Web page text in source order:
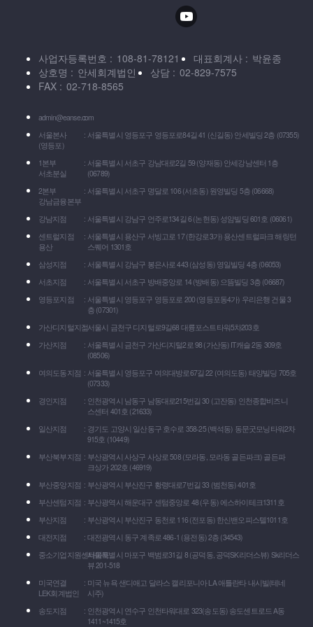
사업자등록번호 108-81-78121 대표회계사
박윤종
상호명
안세회계법인 상담
02-829-7575
FAX
02-718-8565
admin@eanse.com
서울본사
(영등포)
서울특별시 영등포구 영등포로84길 41 (신길동) 안세빌딩 2층 (07355)
1본부
서초분실
서울특별시 서초구 강남대로2길 59 (양재동) 안세강남센터 1층
(06789)
2본부
강남금융본부
서울특별시 서초구 명달로 106 (서초동) 원영빌딩 5층 (06668)
강남지점
서울특별시 강남구 언주로134길 6 (논현동) 성암빌딩 601호 (06061)
센트럴지점
용산
서울특별시 용산구 서빙고로 17 (한강로3가) 용산센트럴파크 해링턴
스퀘어 1301호
삼성지점
서울특별시 강남구 봉은사로 443 (삼성동) 영일빌딩 4층 (06053)
서초지점
서울특별시 서초구 방배중앙로 14 (방배동) 으뜸빌딩 3층 (06687)
영등포지점
서울특별시 영등포구 영등포로 200 (영등포동4가) 우리은행 건물 3
층 (07301)
가산디지털지점서울시 금천구 디지털로9길68 대륭포스트타워5차203호
가산지점
서울특별시 금천구 가산디지털2로 98 (가산동) IT캐슬 2동 309호
(08506)
여의도동지점
서울특별시 영등포구 여의대방로67길 22 (여의도동) 태양빌딩 705호
(07333)
경인지점
인천광역시 남동구 남동대로215번길 30 (고잔동) 인천종합비즈니
스센터 401호 (21633)
일산지점
경기도 고양시 일산동구 호수로 358-25 (백석동) 동문굿모닝타워2차
915호 (10449)
부산북부지점
부산광역시 사상구 사상로 508 (모라동, 모라동 골든파크) 골든파
크상가 202호 (46919)
부산중앙지점
부산광역시 부산진구 황령대로7번길 33 (범천동) 401호
부산센텀지점
부산광역시 해운대구 센텀중앙로 48 (우동) 에스하이테크1311호
부산지점
부산광역시 부산진구 동천로 116 (전포동) 한신밴오피스텔1011호
대전지점
대전광역시 동구 계족로 486-1 (용전동) 2층 (34543)
중소기업지원센타마포서울특별시 마포구 백범로31길 8 (공덕동, 공덕SK리더스뷰) Sk리더스
뷰 201-518
미국연결
LEK회계법인
미국 뉴욕 샌디애고 달라스 캘리포니아 LA 애틀란타 내시빌(테네
시주)
송도지점
인천광역시 연수구 인천타워대로 323(송도동) 송도센트로드 A동
1411~1415호